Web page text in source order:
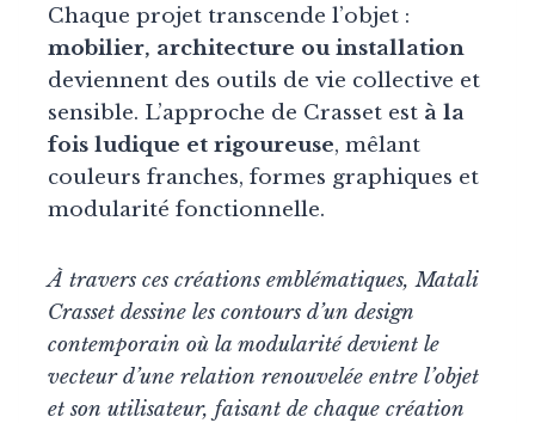
Chaque projet transcende l’objet :
mobilier, architecture ou installation
deviennent des outils de vie collective et
sensible. L’approche de Crasset est à la
fois ludique et rigoureuse, mêlant
couleurs franches, formes graphiques et
modularité fonctionnelle.
À travers ces créations emblématiques, Matali
Crasset dessine les contours d’un design
contemporain où la modularité devient le
vecteur d’une relation renouvelée entre l’objet
et son utilisateur, faisant de chaque création